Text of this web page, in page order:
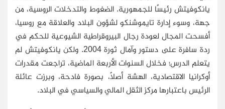
يانكوفيتش رئيسًا للجمهورية. الضغوط والتدخلات الروسية، من
جهة، وسوء إدارة تايموشنكو لشؤون البلاد والعلاقة مع روسيا،
أفسحت المجال لعودة رجال البيروقراطية الشيوعية للحكم في
ردة سافرة على دستور وآمال ثورة 2004. ولكن يانكوفيتش لم
يتعلم الدرس؛ فخلال السنوات الأربعة الماضية، تراجعت مقدرات
أوكرانيا الاقتصادية، الهشة أصلاً، بصورة فادحة، وبرزت عائلة
الرئيس باعتبارها مركز الثقل المالي والسياسي في البلاد.